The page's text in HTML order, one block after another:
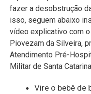
fazer a desobstrução
isso, seguem abaixo
vídeo explicativo com
Piovezam da Silveira,
Atendimento Pré-
Militar de Santa
Vire o bebê de